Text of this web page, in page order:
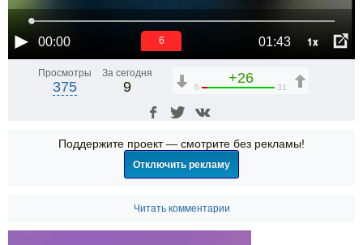
00:00 01:43 1x
6
Просмотры
375
За сегодня
9
+26
5 31
Поддержите проект — смотрите без рекламы!
Отключить рекламу
Читать комментарии